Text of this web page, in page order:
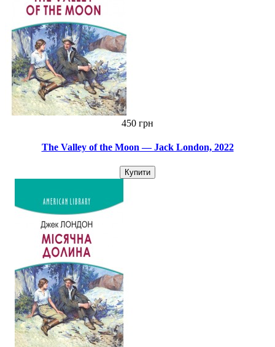
450 грн
The Valley of the Moon — Jack London, 2022
Купити